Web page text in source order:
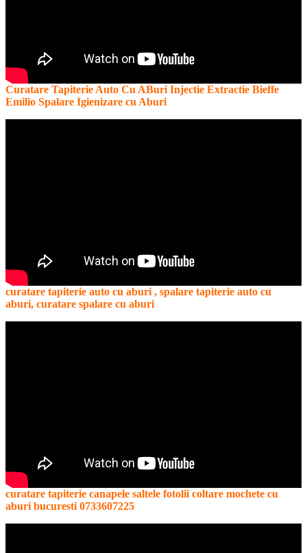
Curatare Tapiterie Auto Cu ABuri Injectie Extractie Bieffe
Emilio Spalare Igienizare cu Aburi
curatare tapiterie auto cu aburi , spalare tapiterie auto cu
aburi, curatare spalare cu aburi
curatare tapiterie canapele saltele fotolii coltare mochete cu
aburi bucuresti 0733607225